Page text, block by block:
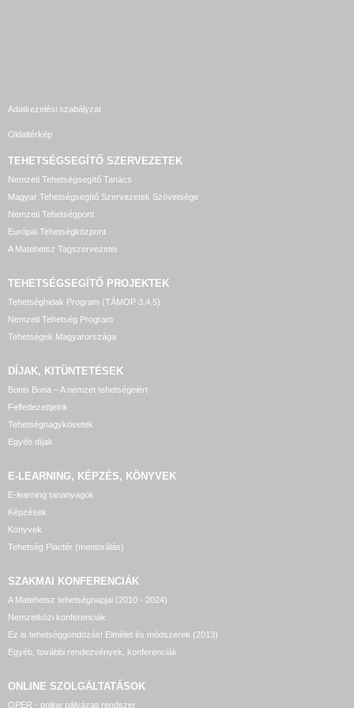
Adatkezelési szabályzat
Oldaltérkép
TEHETSÉGSEGÍTŐ SZERVEZETEK
Nemzeti Tehetségsegítő Tanács
Magyar Tehetségsegítő Szervezetek Szövetsége
Nemzeti Tehetségpont
Európai Tehetségközpont
A Matehetsz Tagszervezetei
TEHETSÉGSEGÍTŐ PROJEKTEK
Tehetséghidak Program (TÁMOP 3.4.5)
Nemzeti Tehetség Program
Tehetségek Magyarországa
DÍJAK, KITÜNTETÉSEK
Bonis Bona – A nemzet tehetségeiért
Felfedezettjeink
Tehetségnagykövetek
Egyéb díjak
E-LEARNING, KÉPZÉS, KÖNYVEK
E-learning tananyagok
Képzések
Könyvek
Tehetség Piactér (mentorálás)
SZAKMAI KONFERENCIÁK
A Matehetsz tehetségnapjai (2010 - 2024)
Nemzetközi konferenciák
Ez is tehetséggondozás! Elmélet és módszerek (2013)
Egyéb, további rendezvények, konferenciák
ONLINE SZOLGÁLTATÁSOK
OPER - online pályázati rendszer